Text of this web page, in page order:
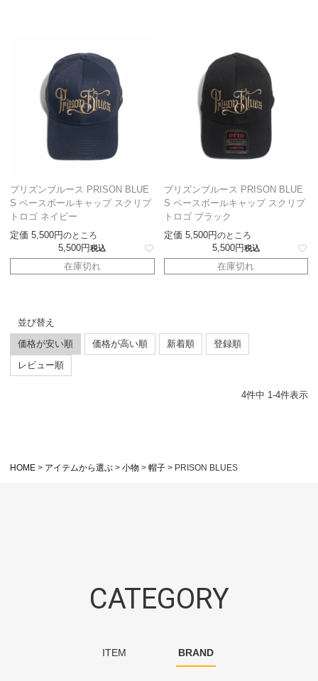
プリズンブルース PRISON BLUE
S ベースボールキャップ スクリプ
トロゴ ネイビー
定価 5,500 のところ
5,500 税込
在庫切れ
プリズンブルース PRISON BLUE
S ベースボールキャップ スクリプ
トロゴ ブラック
定価 5,500 のところ
5,500 税込
在庫切れ
並び替え
価格が安い順
価格が高い順 新着順
登録順
レビュー順
4件中 1-4件表示
HOME アイテムから選ぶ 小物 帽子 PRISON BLUES
CATEGORY
ITEM BRAND